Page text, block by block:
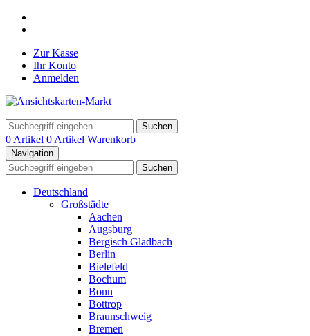
Zur Kasse
Ihr Konto
Anmelden
Suchen
0 Artikel 0 Artikel Warenkorb
Navigation
Suchen
Deutschland
Großstädte
Aachen
Augsburg
Bergisch Gladbach
Berlin
Bielefeld
Bochum
Bonn
Bottrop
Braunschweig
Bremen